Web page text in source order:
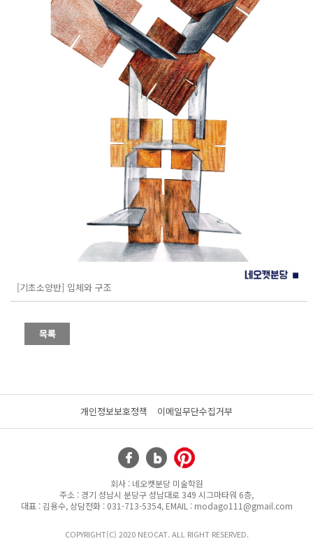
[기초소양반] 입체와 구조
개인정보보호정책 이메일무단수집거부
회사 : 네오캣분당 미술학원
주소 : 경기 성남시 분당구 성남대로 349 시그마타워 6층,
대표 : 김용수, 상담전화 : 031-713-5354, EMAIL : modago111@gmail.com
COPYRIGHT(C) 2020 NEOCAT. ALL RIGHT RESERVED.